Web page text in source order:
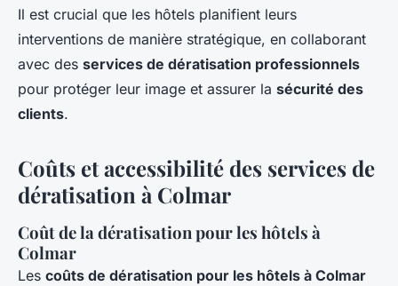
Il est crucial que les hôtels planifient leurs
interventions de manière stratégique, en collaborant
avec des services de dératisation professionnels
pour protéger leur image et assurer la sécurité des
clients.
Coûts et accessibilité des services de
dératisation à Colmar
Coût de la dératisation pour les hôtels à
Colmar
Les coûts de dératisation pour les hôtels à Colmar